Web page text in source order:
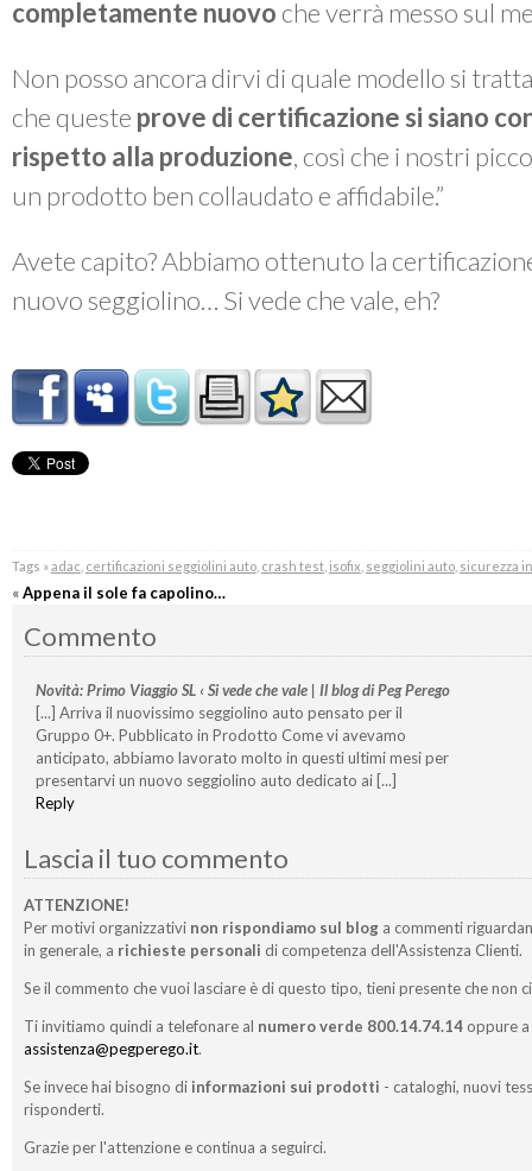
completamente nuovo che verrà messo sul
Non posso ancora dirvi di quale modello si
che queste prove di certificazione si siano
rispetto alla produzione, così che i nostri
un prodotto ben collaudato e affidabile.”
Avete capito? Abbiamo ottenuto la
nuovo seggiolino… Si vede che vale, eh?
Tags »adac certificazioni seggiolini auto, crash test, isofix seggiolini auto, sicurezza
«Appena il sole fa capolino…
Commento
Novità: Primo Viaggio SL ‹ Si vede che vale | Il blog di Peg Perego
[...] Arriva il nuovissimo seggiolino auto pensato per il
Gruppo 0+. Pubblicato in Prodotto Come vi avevamo
anticipato, abbiamo lavorato molto in questi ultimi mesi per
presentarvi un nuovo seggiolino auto dedicato ai [...]
Reply
Lascia il tuo commento
ATTENZIONE!
Per motivi organizzativi non rispondiamo sul bloga commenti
in generale, a richieste personali di competenza dell'Assistenza Clienti.
Se il commento che vuoi lasciare è di questo tipo, tieni presente che non
Ti invitiamo quindi a telefonare al numero verde 800.14.74.14oppure a
assistenza@pegperego.it.
Se invece hai bisogno di informazioni sui prodotti - cataloghi, nuovi
risponderti.
Grazie per l'attenzione e continua a seguirci.